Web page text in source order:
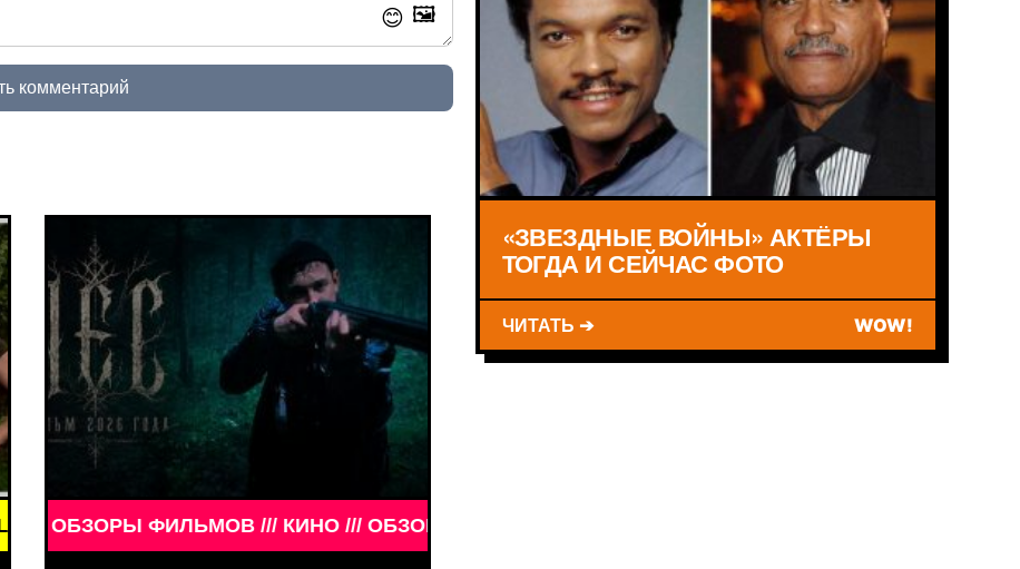
😊 🖼️
комментарий
/// WORLD GIRLS /// ДЕВУШКИ ЗНАМЕНИТОСТИ ///
/// КИНО /// ОБЗОРЫ ФИЛЬМОВ /// КИНО /// ОБЗОРЫ ФИЛЬМОВ ///
«ЗВЕЗДНЫЕ ВОЙНЫ» АКТЁРЫ
ТОГДА И СЕЙЧАС ФОТО
ЧИТАТЬ ➔ WOW!